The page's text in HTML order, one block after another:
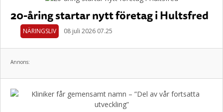
20-åring startar nytt företag i Hultsfred
NÄRINGSLIV 08 juli 2026 07.25
Annons: